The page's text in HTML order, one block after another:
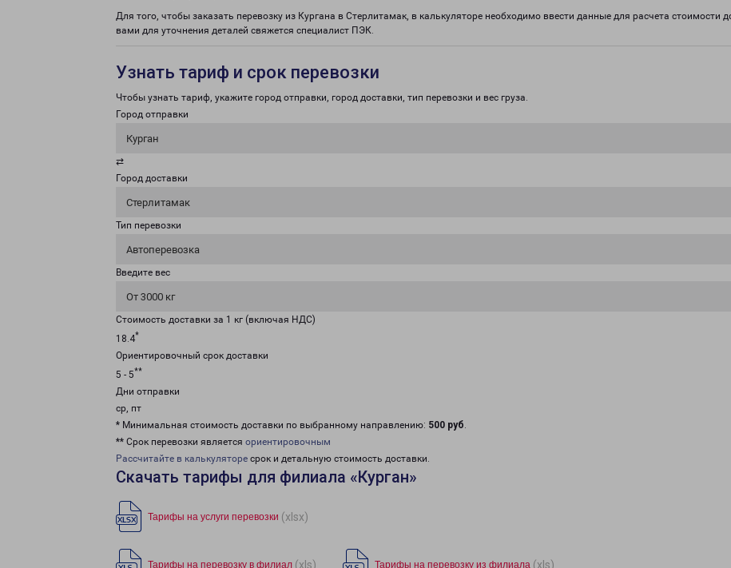
Для того, чтобы заказать перевозку из Кургана в Стерлитамак, в калькуляторе необходимо ввести данные для расчета стоимости
вами для уточнения деталей свяжется специалист ПЭК.
Узнать тариф и срок перевозки
Чтобы узнать тариф, укажите город отправки, город доставки, тип перевозки и вес груза.
Город отправки
Курган
⇄
Город доставки
Стерлитамак
Тип перевозки
Автоперевозка
Введите вес
От 3000 кг
Стоимость доставки за 1 кг (включая НДС)
18.4*
Ориентировочный срок доставки
5 - 5**
Дни отправки
ср, пт
* Минимальная стоимость доставки по выбранному направлению: 500 руб.
** Срок перевозки является ориентировочным
Рассчитайте в калькуляторе срок и детальную стоимость доставки.
Скачать тарифы для филиала «Курган»
Тарифы на услуги перевозки (xlsx)
Тарифы на перевозку в филиал (xls) Тарифы на перевозку из филиала (xls)